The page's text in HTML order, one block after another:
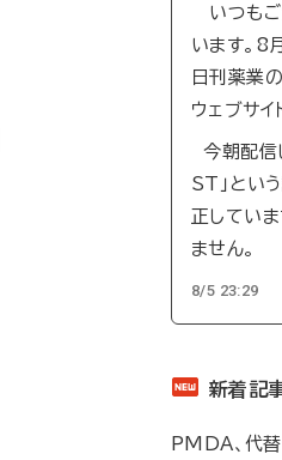
いつもご
います。8
日刊薬業
ウェブサイ
今朝配信
ST」とい
正してい
ません。
8/5 23:29
新着記
PMDA、代